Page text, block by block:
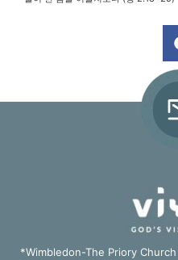
*Wimbledon-The Priory